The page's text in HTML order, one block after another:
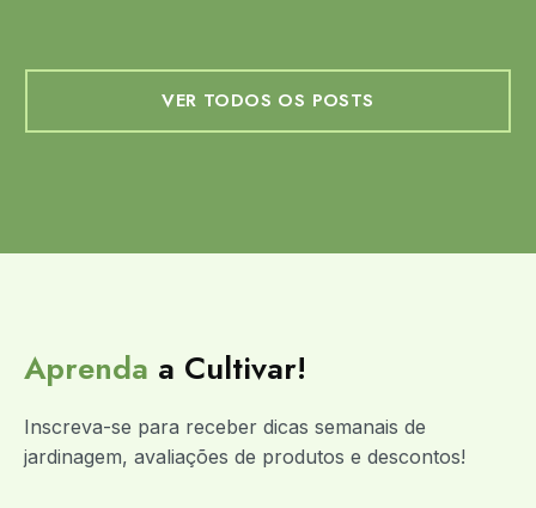
VER TODOS OS POSTS
Aprenda a Cultivar!
Inscreva-se para receber dicas semanais de
jardinagem, avaliações de produtos e descontos!